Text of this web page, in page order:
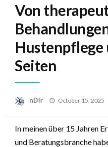
Von
Hustenpflege
Seiten
nDir
Posted
October 15, 2025
In meinen über 15 Jahren
und Beratungsbranche